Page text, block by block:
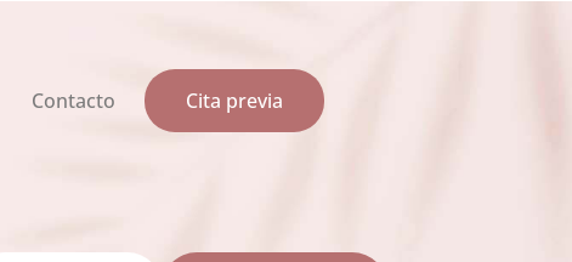
Contacto Cita previa